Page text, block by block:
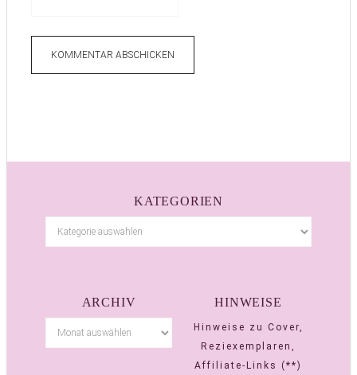
KATEGORIEN
ARCHIV HINWEISE
Hinweise zu Cover,
Reziexemplaren,
Affiliate-Links (**)